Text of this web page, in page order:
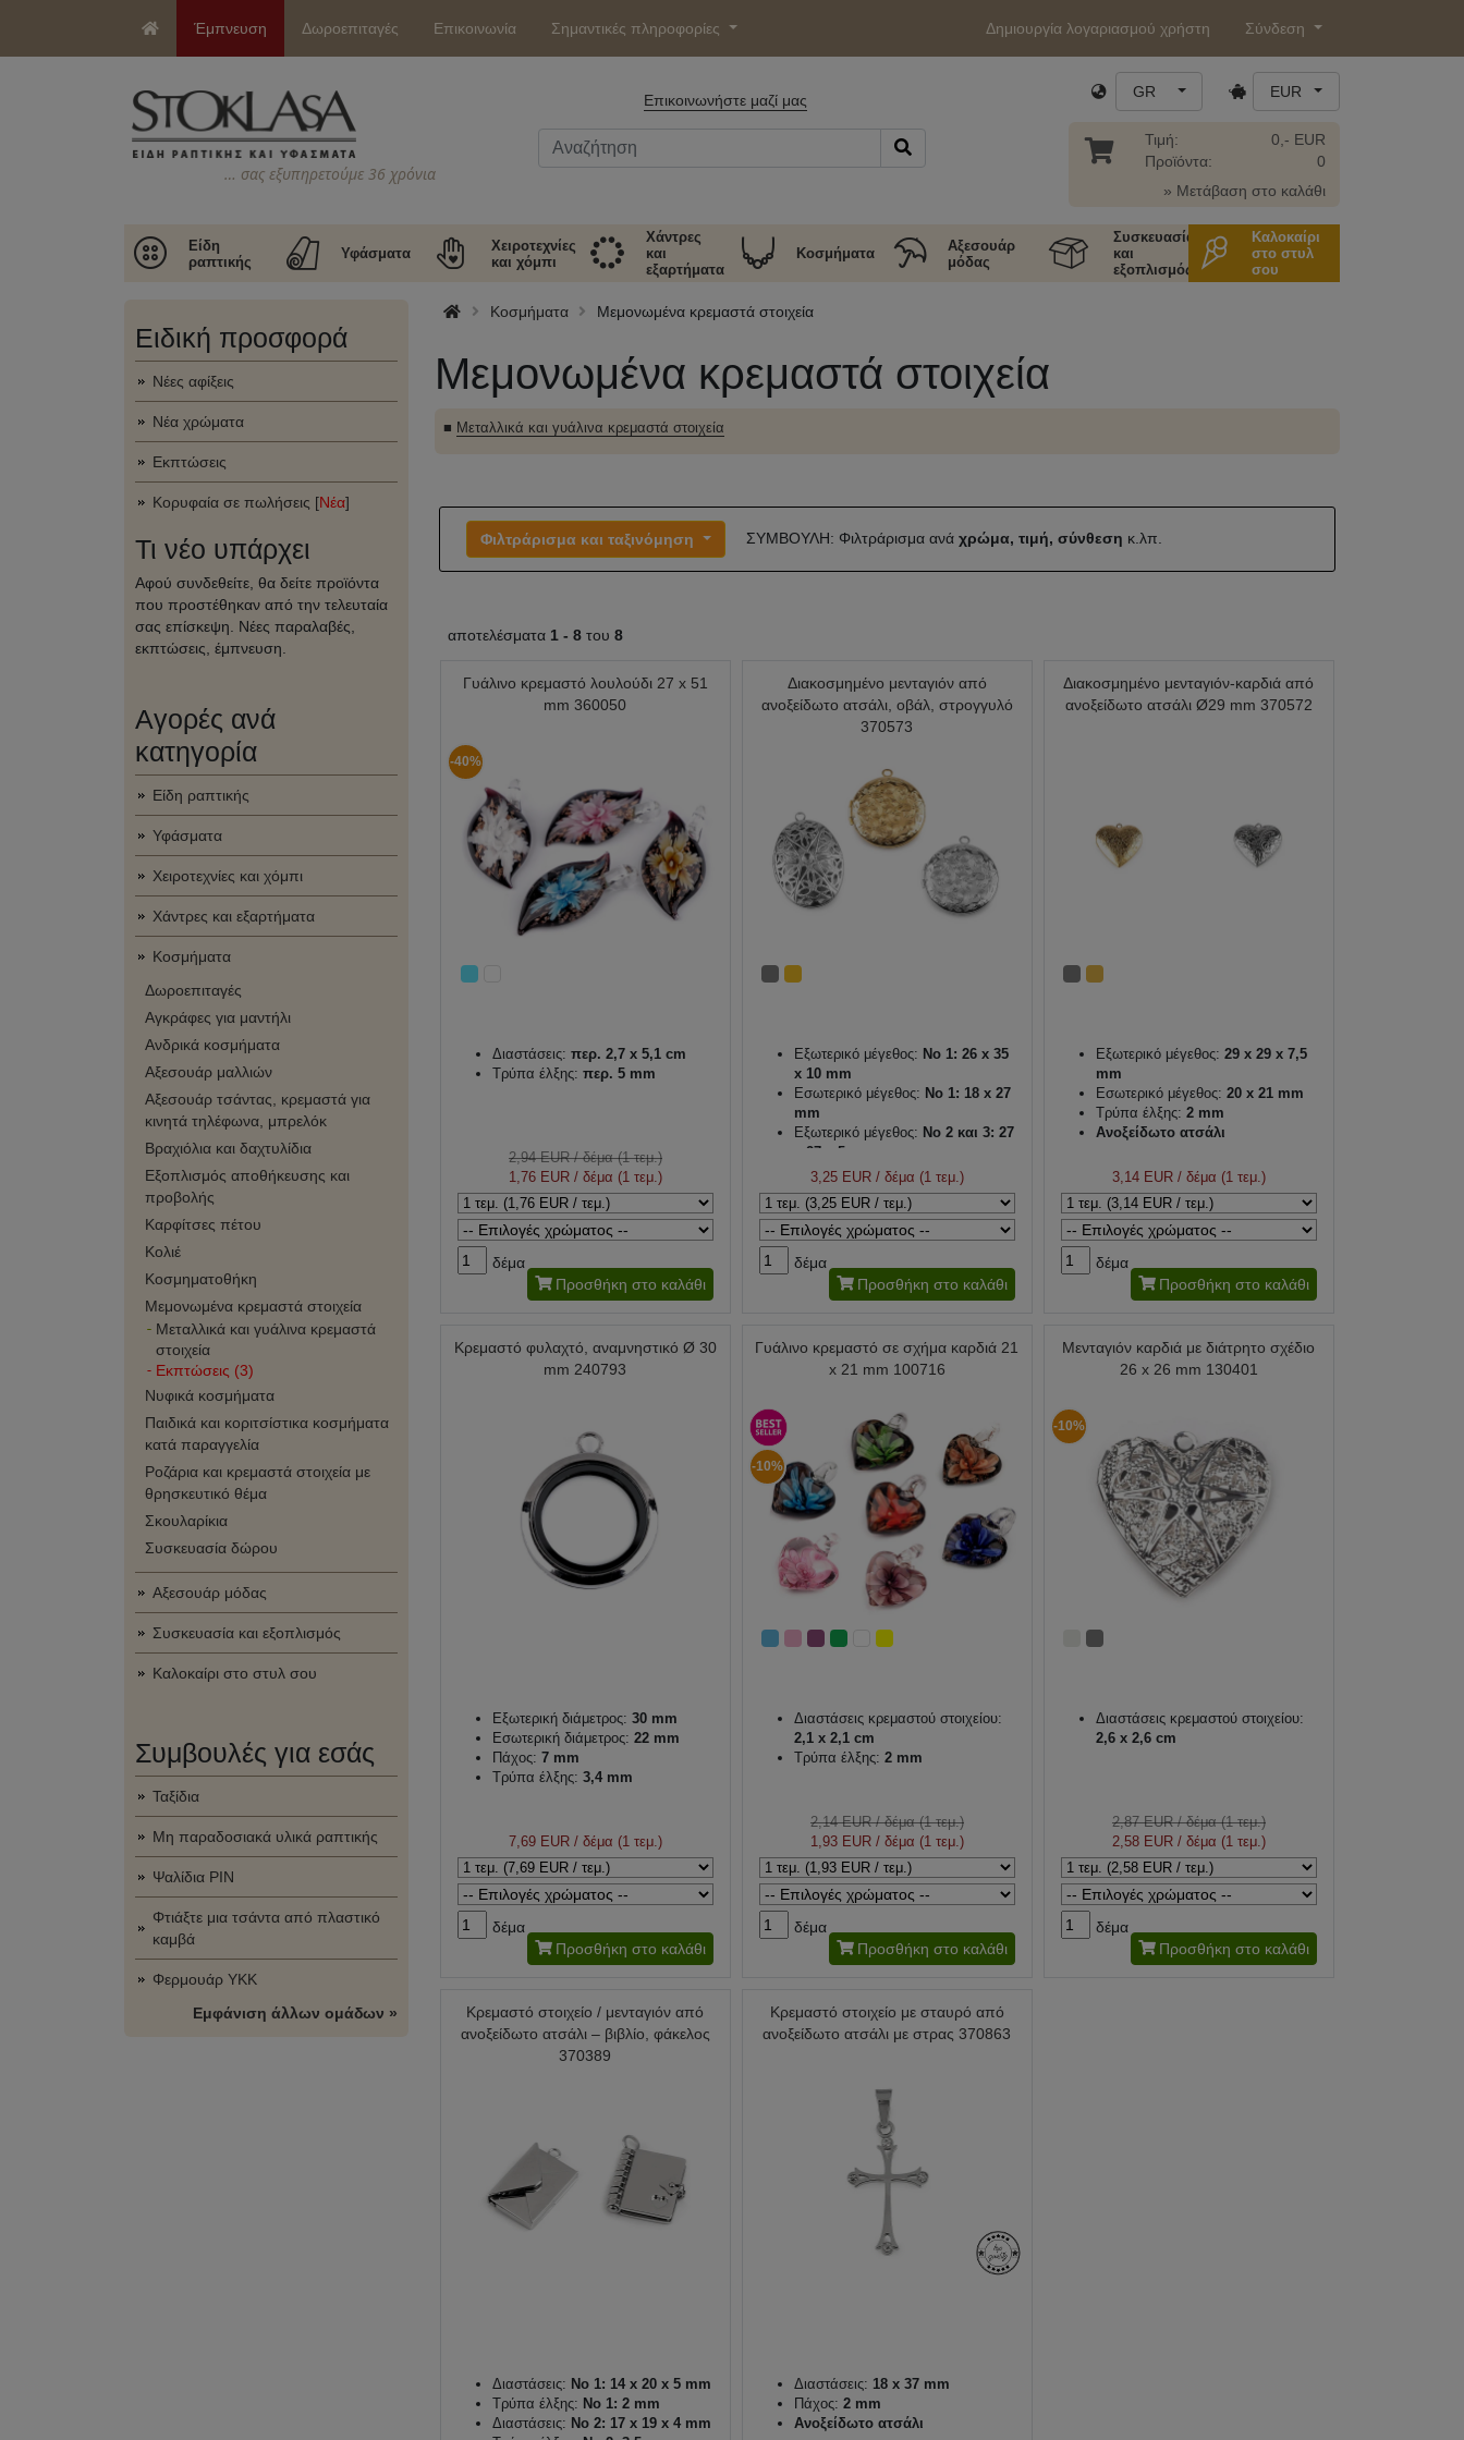
Έμπνευση Δωροεπιταγές Επικοινωνία Σημαντικές πληροφορίες Δημιουργία λογαριασμού χρήστη Σύνδεση
… σας εξυπηρετούμε 36 χρόνια
Επικοινωνήστε μαζί μας GR EUR
Τιμή:
Προϊόντα:
0,- EUR
0
» Μετάβαση στο καλάθι
Είδη
ραπτικής
Υφάσματα
Χειροτεχνίες
και χόμπι
Χάντρες
και
εξαρτήματα
Κοσμήματα
Αξεσουάρ
μόδας
Συσκευασία
και
εξοπλισμός
Καλοκαίρι
στο στυλ
σου
Ειδική προσφορά
Νέες αφίξεις
Νέα χρώματα
Εκπτώσεις
Κορυφαία σε πωλήσεις [Νέα]
Τι νέο υπάρχει
Αφού συνδεθείτε, θα δείτε προϊόντα
που προστέθηκαν από την τελευταία
σας επίσκεψη. Νέες παραλαβές,
εκπτώσεις, έμπνευση.
Αγορές ανά
κατηγορία
Είδη ραπτικής
Υφάσματα
Χειροτεχνίες και χόμπι
Χάντρες και εξαρτήματα
Κοσμήματα
Δωροεπιταγές
Αγκράφες για μαντήλι
Ανδρικά κοσμήματα
Αξεσουάρ μαλλιών
Αξεσουάρ τσάντας, κρεμαστά για
κινητά τηλέφωνα, μπρελόκ
Βραχιόλια και δαχτυλίδια
Εξοπλισμός αποθήκευσης και
προβολής
Καρφίτσες πέτου
Κολιέ
Κοσμηματοθήκη
Μεμονωμένα κρεμαστά στοιχεία
Μεταλλικά και γυάλινα κρεμαστά
στοιχεία
Εκπτώσεις (3)
Νυφικά κοσμήματα
Παιδικά και κοριτσίστικα κοσμήματα
κατά παραγγελία
Ροζάρια και κρεμαστά στοιχεία με
θρησκευτικό θέμα
Σκουλαρίκια
Συσκευασία δώρου
Αξεσουάρ μόδας
Συσκευασία και εξοπλισμός
Καλοκαίρι στο στυλ σου
Συμβουλές για εσάς
Ταξίδια
Μη παραδοσιακά υλικά ραπτικής
Ψαλίδια PIN
Φτιάξτε μια τσάντα από πλαστικό
καμβά
Φερμουάρ YKK
Εμφάνιση άλλων ομάδων »
Κοσμήματα Μεμονωμένα κρεμαστά στοιχεία
Μεμονωμένα κρεμαστά στοιχεία
■ Μεταλλικά και γυάλινα κρεμαστά στοιχεία
Φιλτράρισμα και ταξινόμηση ΣΥΜΒΟΥΛΗ: Φιλτράρισμα ανά χρώμα, τιμή, σύνθεση κ.λπ.
αποτελέσματα 1 - 8 του 8
Γυάλινο κρεμαστό λουλούδι 27 x 51
mm 360050
-40%
Διαστάσεις: περ. 2,7 x 5,1 cm
Τρύπα έλξης: περ. 5 mm
2,94 EUR/ δέμα (1 τεμ.)
1,76 EUR/ δέμα (1 τεμ.)
δέμα
Προσθήκη στο καλάθι
Διακοσμημένο μενταγιόν από
ανοξείδωτο ατσάλι, οβάλ, στρογγυλό
370573
Εξωτερικό μέγεθος: No 1: 26 x 35
x 10 mm
Εσωτερικό μέγεθος: No 1: 18 x 27
mm
Εξωτερικό μέγεθος: Νο 2 και 3: 27
x 27 x 5 mm
Εσωτερική διάμετρος: Νο 2 και 3:
20 mm
Τρύπα έλξης:2,2 mm
3,25 EUR/ δέμα (1 τεμ.)
δέμα
Προσθήκη στο καλάθι
Διακοσμημένο μενταγιόν-καρδιά από
ανοξείδωτο ατσάλι Ø29 mm 370572
Εξωτερικό μέγεθος: 29 x 29 x 7,5
mm
Εσωτερικό μέγεθος: 20 x 21 mm
Τρύπα έλξης: 2 mm
Ανοξείδωτο ατσάλι
3,14 EUR/ δέμα (1 τεμ.)
δέμα
Προσθήκη στο καλάθι
Κρεμαστό φυλαχτό, αναμνηστικό Ø 30
mm 240793
Εξωτερική διάμετρος: 30 mm
Εσωτερική διάμετρος: 22 mm
Πάχος: 7 mm
Τρύπα έλξης: 3,4 mm
7,69 EUR/ δέμα (1 τεμ.)
δέμα
Προσθήκη στο καλάθι
Γυάλινο κρεμαστό σε σχήμα καρδιά 21
x 21 mm 100716
-10%
Διαστάσεις κρεμαστού στοιχείου:
2,1 x 2,1 cm
Τρύπα έλξης: 2 mm
2,14 EUR/ δέμα (1 τεμ.)
1,93 EUR/ δέμα (1 τεμ.)
δέμα
Προσθήκη στο καλάθι
Μενταγιόν καρδιά με διάτρητο σχέδιο
26 x 26 mm 130401
-10%
Διαστάσεις κρεμαστού στοιχείου:
2,6 x 2,6 cm
2,87 EUR/ δέμα (1 τεμ.)
2,58 EUR/ δέμα (1 τεμ.)
δέμα
Προσθήκη στο καλάθι
Κρεμαστό στοιχείο / μενταγιόν από
ανοξείδωτο ατσάλι – βιβλίο, φάκελος
370389
Διαστάσεις: No 1: 14 x 20 x 5 mm
Τρύπα έλξης: No 1: 2 mm
Διαστάσεις: No 2: 17 x 19 x 4 mm
Κρεμαστό στοιχείο με σταυρό από
ανοξείδωτο ατσάλι με στρας 370863
Διαστάσεις: 18 x 37 mm
Πάχος: 2 mm
Ανοξείδωτο ατσάλι